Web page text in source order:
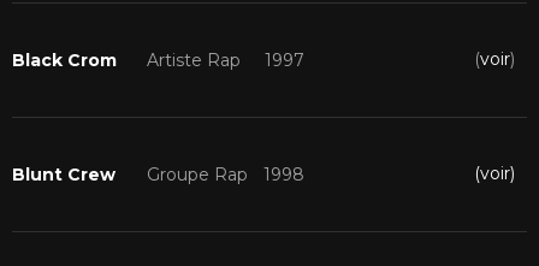
Black Crom Artiste Rap 1997 (voir)
Blunt Crew Groupe Rap 1998 (voir)